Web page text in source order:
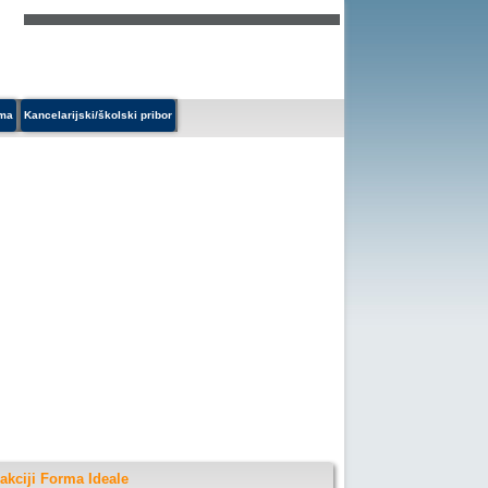
Kancelarijski/školski pribor
Forma Ideale